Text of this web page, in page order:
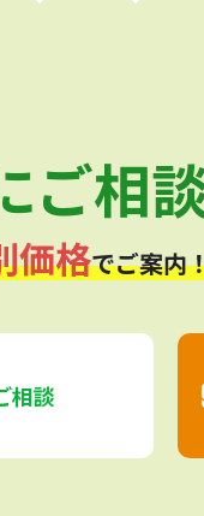
ご相
価格でご案内
相談